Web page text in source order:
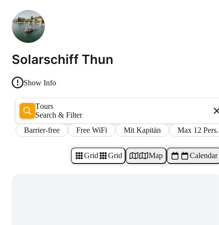
Solarschiff Thun
Show Info
Tours
Search & Filter
Barrier-free
Free WiFi Mit Kapitän Max 12 Pers.
Grid Grid Map Calendar